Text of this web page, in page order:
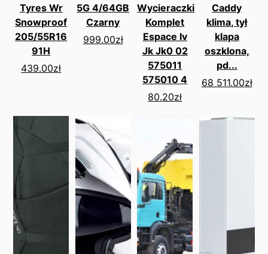
Tyres Wr
Snowproof
205/55R16
91H
439.00zł
5G 4/64GB
Czarny
999.00zł
Wycieraczki
Komplet
Espace Iv
Jk Jk0 02
575011
575010 4
80.20zł
Caddy
klima, tył
klapa
oszklona,
pd...
68 511.00zł